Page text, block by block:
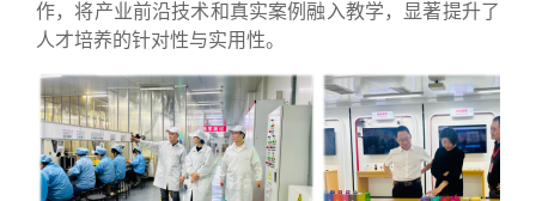
作，将产业前沿技术和真实案例融入教学，显著提升了
人才培养的针对性与实用性。